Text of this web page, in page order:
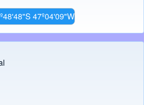
47º04'09"W